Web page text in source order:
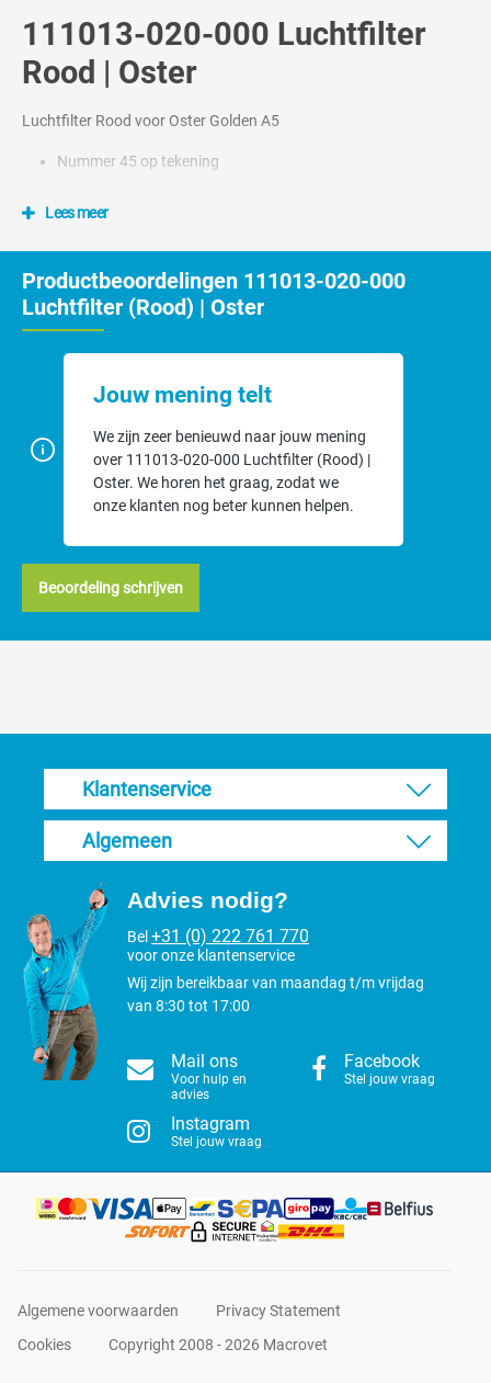
111013-020-000 Luchtfilter
Rood | Oster
Luchtfilter Rood voor Oster Golden A5
Nummer 45 op tekening
Lees meer
Productbeoordelingen 111013-020-000
Luchtfilter (Rood) | Oster
Jouw mening telt
We zijn zeer benieuwd naar jouw mening
over 111013-020-000 Luchtfilter (Rood) |
Oster. We horen het graag, zodat we
onze klanten nog beter kunnen helpen.
Beoordeling schrijven
Klantenservice
Algemeen
Advies nodig?
Bel +31 (0) 222 761 770
voor onze klantenservice
Wij zijn bereikbaar van maandag t/m vrijdag
van 8:30 tot 17:00
Mail ons
Voor hulp en
advies
Facebook
Stel jouw vraag
Instagram
Stel jouw vraag
Algemene voorwaarden
Privacy Statement
Cookies
Copyright 2008 - 2026 Macrovet